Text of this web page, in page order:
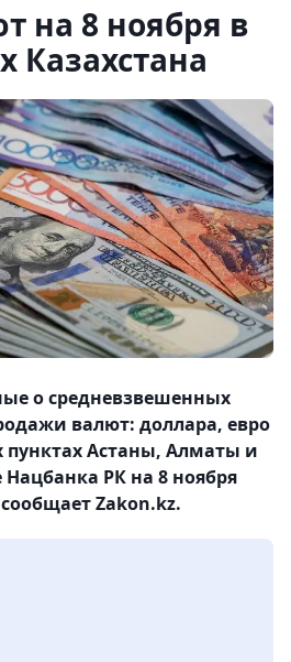
на 8 ноября в
Казахстана
о средневзвешенных
валют: доллара, евро
пунктах Астаны, Алматы и
РК на 8 ноября
сообщает Zakon.kz.